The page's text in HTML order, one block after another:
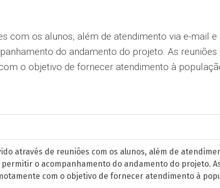
com os alunos, além de atendimento via e-mail
do andamento do projeto. As
o objetivo de fornecer atendimento à
através de reuniões com os alunos, além de
o acompanhamento do andamento do projeto.
com o objetivo de fornecer atendimento à